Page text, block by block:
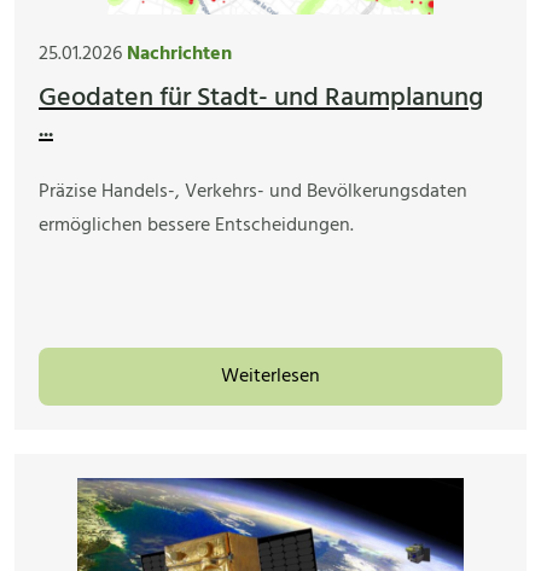
25.01.2026Nachrichten
Geodaten für Stadt- und Raumplanung
...
Präzise Handels-, Verkehrs- und Bevölkerungsdaten
ermöglichen bessere Entscheidungen.
Weiterlesen